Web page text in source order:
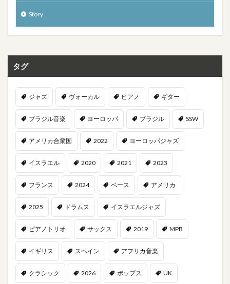
Story
タグ
ジャズ ヴォーカル ピアノ ギター
ブラジル音楽 ヨーロッパ ブラジル SSW
アメリカ合衆国 2022 ヨーロッパジャズ
イスラエル 2020 2021 2023
フランス 2024 ベース アメリカ
2025 ドラムス イスラエルジャズ
ピアノトリオ サックス 2019 MPB
イギリス スペイン アフリカ音楽
クラシック 2026 ポップス UK